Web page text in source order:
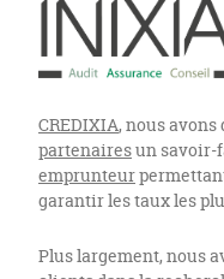
CREDIXIA, nous
partenairesun savoir-
emprunteur
garantir les taux les
Plus largement, nous